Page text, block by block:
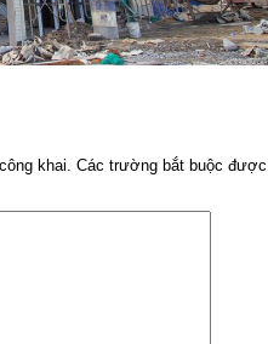
khai. Các trường bắt buộc được